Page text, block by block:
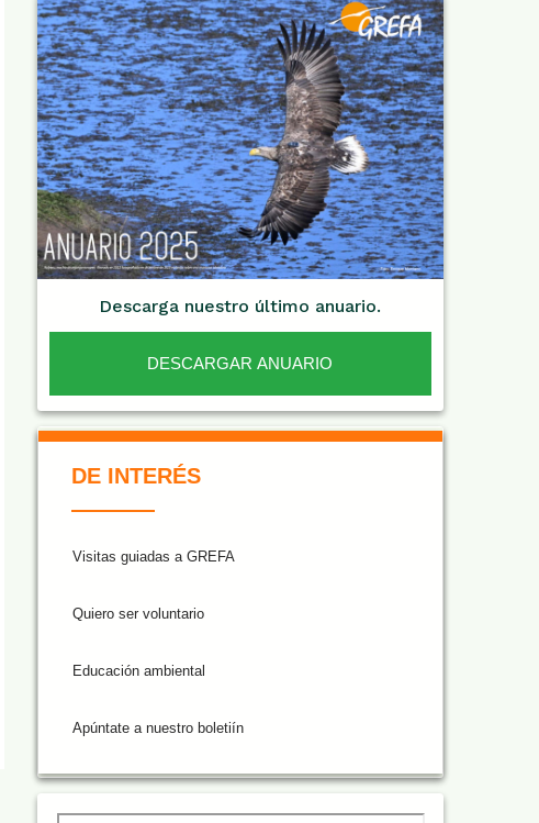
Descarga nuestro último anuario.
DESCARGAR ANUARIO
DE INTERÉS
Visitas guiadas a GREFA
Quiero ser voluntario
Educación ambiental
Apúntate a nuestro boletiín